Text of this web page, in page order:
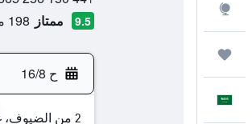
9.5 ممتاز 198 من التقييمات تم التحقق منها
ح 16/8
2 من الضيوف، غرفة واحدة